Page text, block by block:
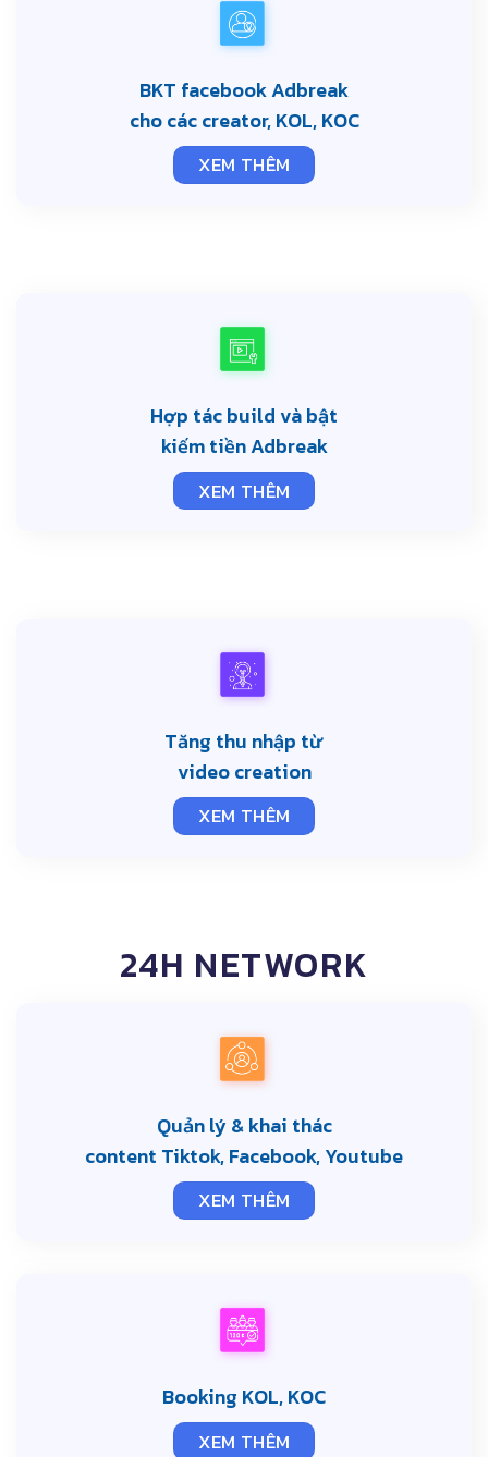
BKT facebook Adbreak
cho các creator, KOL, KOC
XEM THÊM
Hợp tác build và bật
kiếm tiền Adbreak
XEM THÊM
Tăng thu nhập từ
video creation
XEM THÊM
24H NETWORK
Quản lý & khai thác
content Tiktok, Facebook, Youtube
XEM THÊM
Booking KOL, KOC
XEM THÊM